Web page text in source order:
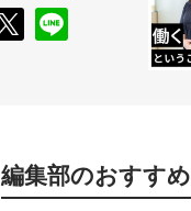
編集部のおすすめ